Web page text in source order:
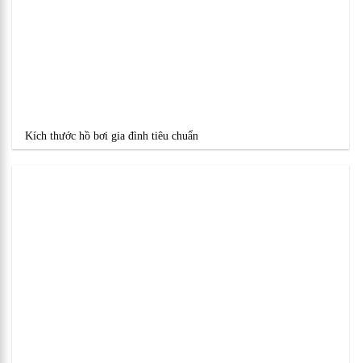
Kích thước hồ bơi gia đình tiêu chuẩn